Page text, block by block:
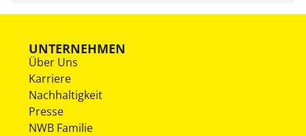
UNTERNEHMEN
Über Uns
Karriere
Nachhaltigkeit
Presse
NWB Familie